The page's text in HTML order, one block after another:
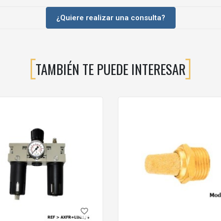
¿Quiere realizar una consulta?
TAMBIÉN TE PUEDE INTERESAR
favorite_border